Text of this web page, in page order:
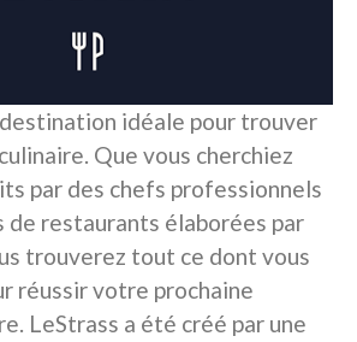
idéale pour trouver
Que vous cherchiez
par des chefs professionnels
de restaurants élaborées par
trouverez tout ce dont vous
réussir votre prochaine
LeStrass a été créé par une